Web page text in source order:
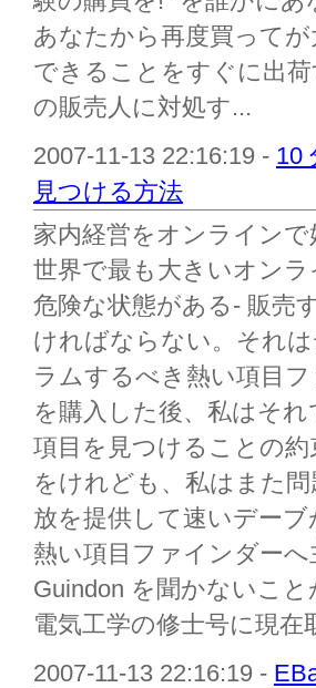
あなたから再度買って
できることをすぐに出
の販売人に対処す...
2007-11-13 22:16:19 - 10
見つける方法
家内経営をオンライン
世界で最も大きいオン
危険な状態がある- 販売
ければならない。それ
ラムするべき熱い項目
を購入した後、私はそ
項目を見つけることの
をけれども、私はまた
放を提供して速いデー
熱い項目ファインダー
Guindon を聞かないこ
電気工学の修士号に現在
2007-11-13 22:16:19 -